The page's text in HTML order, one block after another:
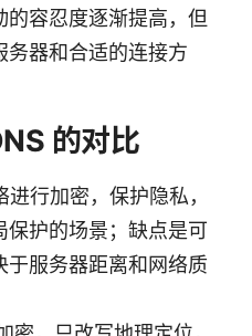
容忍度逐渐提高，但
务器和合适的连接方
的对比
行加密，保护隐私，
护的场景；缺点是可
于服务器距离和网络质